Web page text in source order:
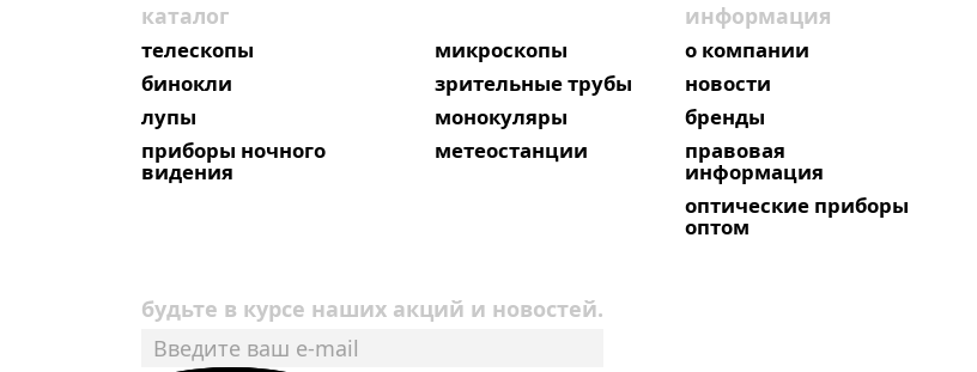
каталог
телескопы
микроскопы
бинокли
зрительные трубы
лупы
монокуляры
приборы ночного
видения
метеостанции
информация
о компании
новости
бренды
правовая
информация
оптические приборы
оптом
будьте в курсе наших акций и новостей.